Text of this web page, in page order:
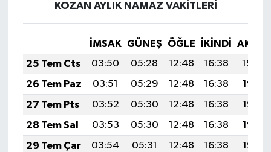
KOZAN AYLIK NAMAZ VAKITLERI
İMSAK GÜNEŞ ÖĞLE İKINDI
25 Tem Cts
03:50 05:28 12:48 16:38
19:59
26 Tem Paz
03:51 05:29 12:48 16:38
19:58
27 Tem Pts
03:52 05:30 12:48 16:38
19:57
28 Tem Sal
03:53 05:30 12:48 16:38
19:56
29 Tem Çar
03:54 05:31 12:48 16:38
19:55